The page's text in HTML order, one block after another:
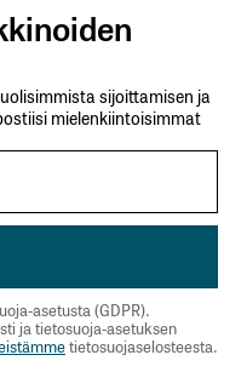
sijoittamisen ja
mielenkiintoisimmat
asetusta (GDPR).
ja tietosuoja-asetuksen
tietosuojaselosteesta.